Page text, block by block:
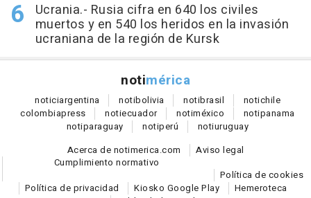
Ucrania.- Rusia cifra en 640 los civiles
muertos y en 540 los heridos en la invasión
ucraniana de la región de Kursk
notimérica
noticiargentina notibolivia notibrasil notichile
colombiapress notiecuador notiméxico notipanama
notiparaguay notiperú notiuruguay
Acerca de notimerica.com
Aviso legal
Cumplimiento normativo
Política de cookies
Política de privacidad
Kiosko Google Play
Hemeroteca